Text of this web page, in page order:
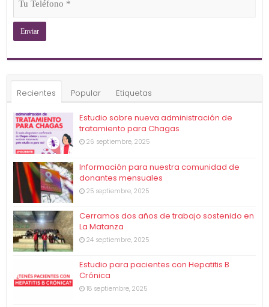
Teléfono
Recientes Popular Etiquetas
Estudio sobre nueva administración de
tratamiento para Chagas
26 septiembre, 2025
Información para nuestra comunidad de
donantes mensuales
25 septiembre, 2025
Cerramos dos años de trabajo sostenido en
La Matanza
24 septiembre, 2025
Estudio para pacientes con Hepatitis B
Crónica
18 septiembre, 2025